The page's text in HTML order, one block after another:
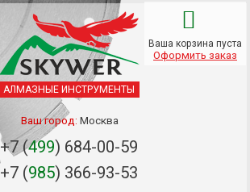
АЛМАЗНЫЕ ИНСТРУМЕНТЫ
Ваш город: Москва
+7 (499) 684-00-59
+7 (985) 366-93-53
Ваша корзина пуста
Оформить заказ